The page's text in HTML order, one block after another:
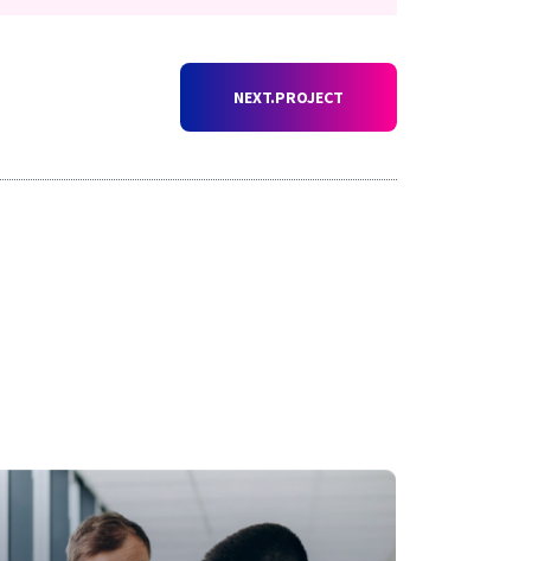
NEXT.PROJECT